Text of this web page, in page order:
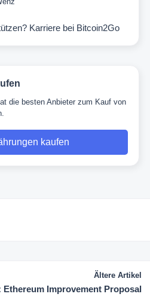
Karriere bei Bitcoin2Go
die besten Anbieter zum Kauf von
kaufen
Ältere Artikel
Ethereum Improvement Proposal